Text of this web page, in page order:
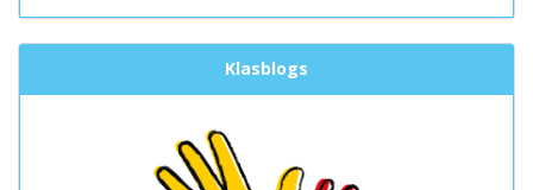
Klasblogs